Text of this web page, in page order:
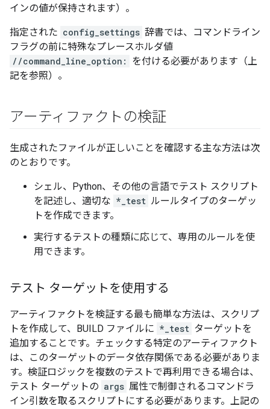
インの値が保持されます）。
指定された config_settings 辞書では、コマンドライン
フラグの前に特殊なプレースホルダ値
//command_line_option:
を付ける必要があります（上
記を参照）。
アーティファクトの検証
生成されたファイルが正しいことを確認する主な方法は次
のとおりです。
シェル、Python、その他の言語でテスト スクリプト
を記述し、適切な *_test ルールタイプのターゲッ
トを作成できます。
実行するテストの種類に応じて、専用のルールを使
用できます。
テスト ターゲットを使用する
アーティファクトを検証する最も簡単な方法は、スクリプ
トを作成して、BUILD ファイルに *_test ターゲットを
追加することです。チェックする特定のアーティファクト
は、このターゲットのデータ依存関係である必要がありま
す。検証ロジックを複数のテストで再利用できる場合は、
テスト ターゲットの args 属性で制御されるコマンドラ
イン引数を取るスクリプトにする必要があります。上記の